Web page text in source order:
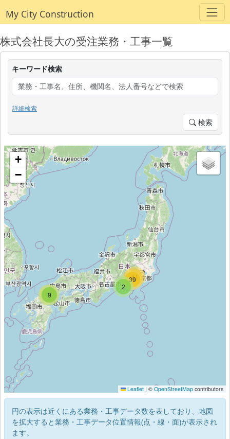
My City Construction
株式会社長大の受注業務・工事一覧
キーワード検索
詳細検索
検索
11
9
2
3961
+
−
Leaflet | © OpenStreetMap contributors
円の表示は近くにある業務・工事データ数を表しており、地図
を拡大すると業務・工事データ位置情報(点・線・面)が表示され
ます。